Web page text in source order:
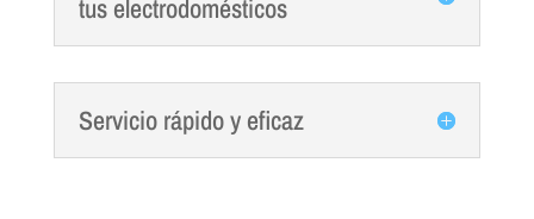
tus electrodomésticos
Servicio rápido y eficaz